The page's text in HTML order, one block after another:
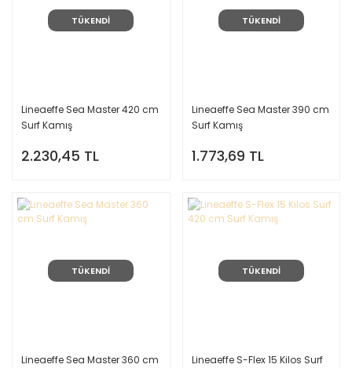
TÜKENDİ
Lineaeffe Sea Master 420 cm
Surf Kamış
2.230,45 TL
TÜKENDİ
Lineaeffe Sea Master 390 cm
Surf Kamış
1.773,69 TL
TÜKENDİ
Lineaeffe Sea Master 360 cm
TÜKENDİ
Lineaeffe S-Flex 15 Kilos Surf